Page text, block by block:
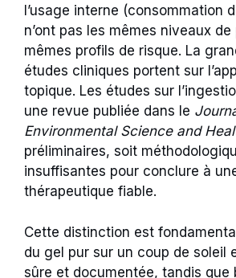
l’usage interne (consommation
n’ont pas les mêmes niveaux
mêmes profils de risque. La
études cliniques portent sur
topique. Les études sur
une revue publiée dans le
Environmental Science and
préliminaires, soit
insuffisantes pour conclure à
thérapeutique fiable.
Cette distinction est
du gel pur sur un coup de soleil
sûre et documentée, tandis que